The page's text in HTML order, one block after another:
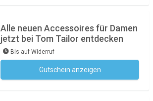
Alle neuen Accessoires für Damen
jetzt bei Tom Tailor entdecken
Bis auf Widerruf
Gutschein anzeigen